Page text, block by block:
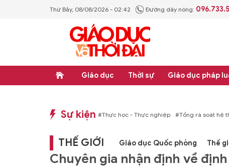
Thứ Bảy, 08/08/2026 - 02:42 Đường dây nóng:
Giáo dục Thời sự Giáo dục pháp
Sự kiện
#Thực học - Thực nghiệp #Tổng rà soát hệ thống văn bản quy phạm
THẾ GIỚI Giáo dục Quốc phòng Thế
Chuyên gia nhận định về